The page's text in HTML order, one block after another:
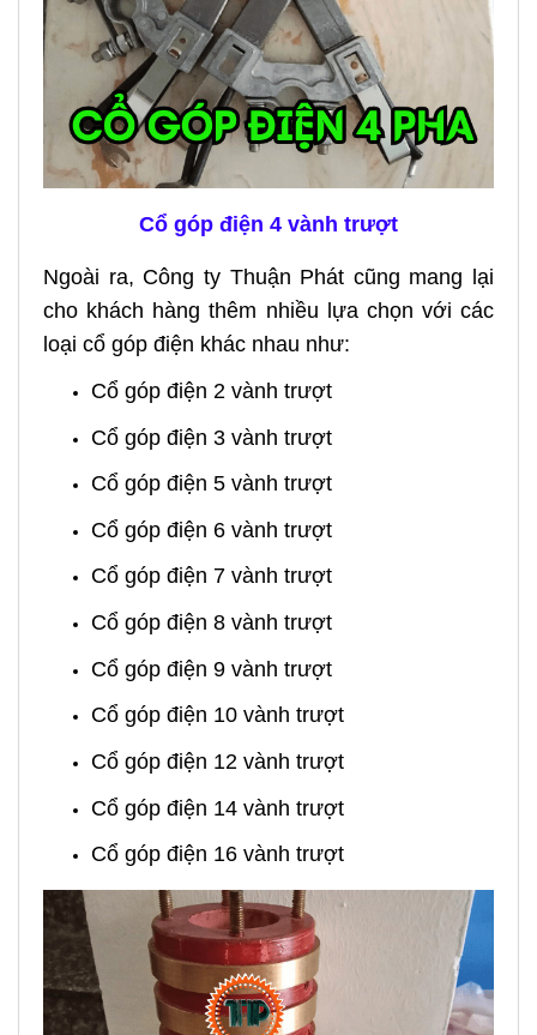
Cổ góp điện 4 vành trượt
Ngoài ra, Công ty Thuận Phát cũng mang lại
cho khách hàng thêm nhiều lựa chọn với các
loại cổ góp điện khác nhau như:
Cổ góp điện 2 vành trượt
Cổ góp điện 3 vành trượt
Cổ góp điện 5 vành trượt
Cổ góp điện 6 vành trượt
Cổ góp điện 7 vành trượt
Cổ góp điện 8 vành trượt
Cổ góp điện 9 vành trượt
Cổ góp điện 10 vành trượt
Cổ góp điện 12 vành trượt
Cổ góp điện 14 vành trượt
Cổ góp điện 16 vành trượt